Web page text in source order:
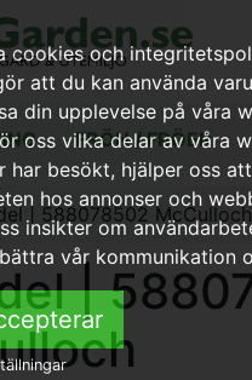
FRÖN / FRÖER
| 588078502 McCulloch
|
cookies och
att du kan använda
din upplevelse på våra
oss vilka delar av våra
har besökt, hjälper oss
hos annonser och
insikter om
vår kommunikation